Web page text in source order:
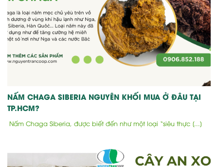
NẤM CHAGA SIBERIA NGUYÊN KHỐI MUA Ở ĐÂU TẠI
TP.HCM?
Nấm Chaga Siberia, được biết đến như một loại “siêu thực [...]